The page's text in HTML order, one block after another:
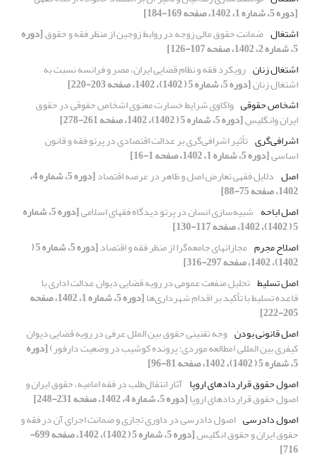
[دوره 5، شماره 1، 1402، صفحه 169-184]
اشتغال ضمانت حقوق مالی زوجه در روابط زوجین از منظر فقه و حقوق[دوره
5، شماره 2، 1402، صفحه 107-126]
اشتغال زنان رویکرد فقه و نظام قضایی ایران، مصر و فرانسه نسبت به
اشتغال زنان[دوره 5، شماره 5 ( 1402)، 1402، صفحه 203-220]
اشخاص حقوقی واکاوی شرایط خسارت معنوی اشخاص حقوقی در حقوق
ایران وانگلیس[دوره 5، شماره 5 ( 1402)، 1402، صفحه 261-278]
اشرافی‌گری تأثیر اشرافی‌گری بر عدالت اقتصادی در پرتو فقه و قانون
اساسی[دوره 5، شماره 1، 1402، صفحه 1-16]
اصل دلایل فقهی تعارض اصل و ظاهر در عرصه اقتصاد [دوره 5، شماره 4،
1402، صفحه 75-88]
اصل اباحه شبیه‌سازی انسان در پرتو دیدگاه فقهای اسلامی [دوره 5، شماره
5 ( 1402)، 1402، صفحه 117-130]
اصلاح مجرم مجازاتهای جامعه‌گرا از منظر فقه و اقتصاد [دوره 5، شماره 5 (
1402)، 1402، صفحه 297-316]
اصل تسلیط تحلیل منفعت عمومی در رویه قضایی دیوان عدالت اداری با
قاعده تسلیط ‌با تأکید بر اقدام شهرداری‌ها [دوره 5، شماره 1، 1402، صفحه
205-222]
اصل قانونی بودن وجه تقنینی حقوق بین الملل عرفی در رویه قضایی دیوان
کیفری بین المللی (مطالعه موردی: پرونده کوشیب در وضعیت دارفور)[دوره
5، شماره 5 ( 1402)، 1402، صفحه 81-96]
اصول حقوق قراردادهای اروپا آثار انتقال‌طلب در فقه امامیه، حقوق ایران و
اصول حقوق قراردادهای اروپا[دوره 5، شماره 4، 1402، صفحه 231-248]
اصول دادرسی اصول دادرسی در داوری تجاری و ضمانت اجرای آن در فقه و
حقوق ایران و حقوق انگلیس [دوره 5، شماره 5 ( 1402)، 1402، صفحه 699-
716]